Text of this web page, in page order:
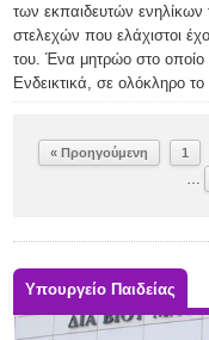
των εκπαιδευτών
στελεχών που ελάχιστοι
του. Ένα μητρώο στο οποίο
Ενδεικτικά, σε ολόκληρο
« Προηγούμενη 1
Υπουργείο Παιδείας